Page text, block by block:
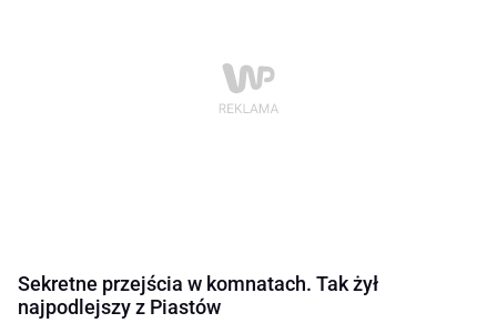
Sekretne przejścia w komnatach. Tak żył
najpodlejszy z Piastów